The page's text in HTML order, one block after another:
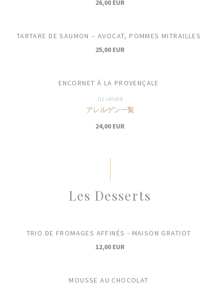
26,00 EUR
TARTARE DE SAUMON – AVOCAT, POMMES MITRAILLES
25,00 EUR
ENCORNET À LA PROVENÇALE
riz vénéré
アレルゲン一覧
24,00 EUR
Les Desserts
TRIO DE FROMAGES AFFINÉS - MAISON GRATIOT
12,00 EUR
MOUSSE AU CHOCOLAT